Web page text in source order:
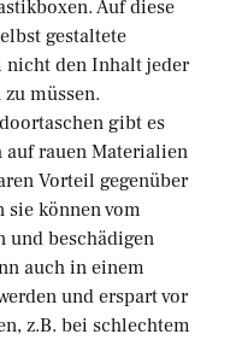
Auf diese
gestaltete
nicht den Inhalt jeder
müssen.
gibt es
auf rauen Materialien
Vorteil gegenüber
sie können vom
und beschädigen
auch in einem
und erspart vor
z.B. bei schlechtem